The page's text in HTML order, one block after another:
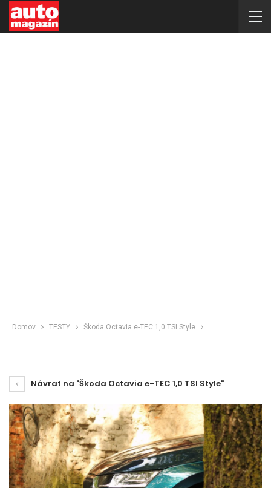
Domov TESTY Škoda Octavia e-TEC 1,0 TSI Style
Návrat na "Škoda Octavia e-TEC 1,0 TSI Style"